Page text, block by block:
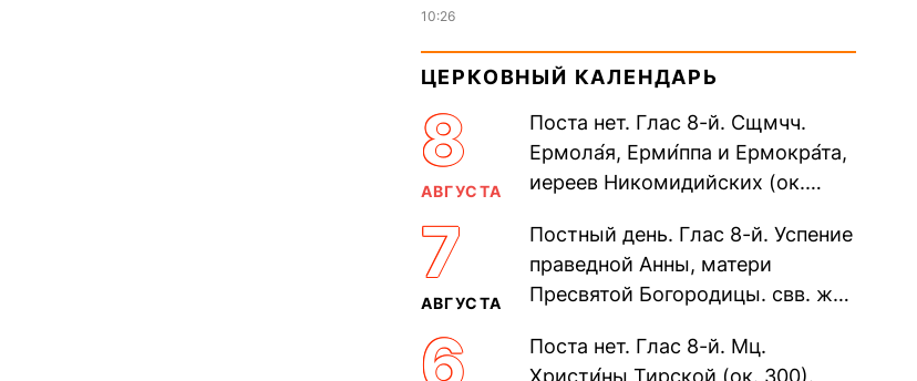
10:26
ЦЕРКОВНЫЙ КАЛЕНДАРЬ
8
АВГУСТА
Поста нет. Глас 8-й. Сщмчч.
Ермола́я, Ерми́ппа и Ермокра́та,
иереев Никомидийских (ок.
Печерского, в Ближних
пещерах...
7
АВГУСТА
Постный день. Глас 8-й. Успение
праведной Анны, матери
Пресвятой Богородицы. свв. жен
прп. Евпракси́и девы,...
6
Поста нет. Глас 8-й. Мц.
Христи́ны Тирской (ок. 300).